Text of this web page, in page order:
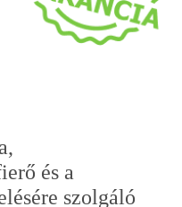
és a
szolgáló